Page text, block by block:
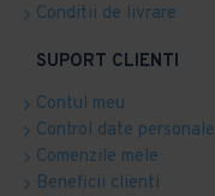
Conditii de livrare
SUPORT CLIENTI
Contul meu
Control date personale
Comenzile mele
Beneficii clienti